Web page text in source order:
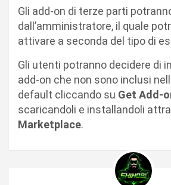
Gli add-on di terze parti
dall’amministratore, il quale
attivare a seconda del tipo di
Gli utenti potranno decidere di
add-on che non sono inclusi
default cliccando su Get Add-
scaricandoli e installandoli
Marketplace.